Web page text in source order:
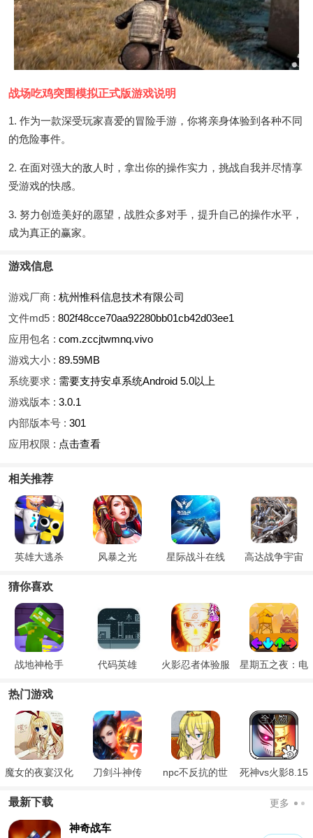
战场吃鸡突围模拟正式版游戏说明
1. 作为一款深受玩家喜爱的冒险手游，你将亲身体验到各种不同
的危险事件。
2. 在面对强大的敌人时，拿出你的操作实力，挑战自我并尽情享
受游戏的快感。
3. 努力创造美好的愿望，战胜众多对手，提升自己的操作水平，
成为真正的赢家。
游戏信息
游戏厂商 : 杭州惟科信息技术有限公司
文件md5 : 802f48cce70aa92280bb01cb42d03ee1
应用包名 : com.zccjtwmnq.vivo
游戏大小 : 89.59MB
系统要求 : 需要支持安卓系统Android 5.0以上
游戏版本 : 3.0.1
内部版本号 : 301
应用权限 : 点击查看
相关推荐
英雄大逃杀 风暴之光 星际战斗在线 高达战争宇宙
猜你喜欢
战地神枪手 代码英雄 火影忍者体验服
星期五之夜：电
热门游戏
魔女的夜宴汉化
刀剑斗神传
npc不反抗的世
死神vs火影8.15
最新下载 更多
神奇战车